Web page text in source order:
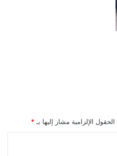
الحقول الإلزامية مشار إليها بـ *